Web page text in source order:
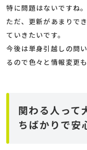
特に問題はないですね。
ただ、更新があまりで
ていきたいです。
今後は単身引越しの問
るので色々と情報変更
関わる人って
ちばかりで安